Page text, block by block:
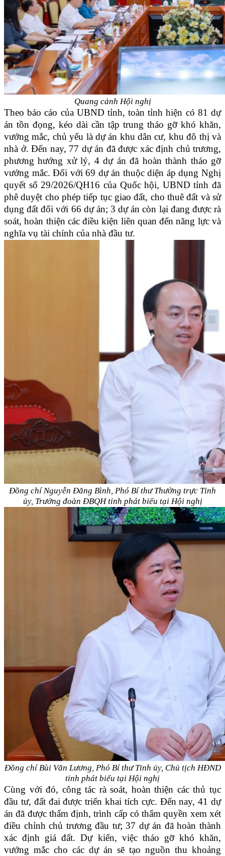
Quang cảnh Hội nghị
Theo báo cáo của UBND tỉnh, toàn tỉnh hiện có 81 dự
án tồn đọng, kéo dài cần tập trung tháo gỡ khó khăn,
vướng mắc, chủ yếu là dự án khu dân cư, khu đô thị và
nhà ở. Đến nay, 77 dự án đã được xác định chủ trương,
phương hướng xử lý, 4 dự án đã hoàn thành tháo gỡ
vướng mắc. Đối với 69 dự án thuộc diện áp dụng Nghị
quyết số 29/2026/QH16 của Quốc hội, UBND tỉnh đã
phê duyệt cho phép tiếp tục giao đất, cho thuê đất và sử
dụng đất đối với 66 dự án; 3 dự án còn lại đang được rà
soát, hoàn thiện các điều kiện liên quan đến năng lực và
nghĩa vụ tài chính của nhà đầu tư.
Đồng chí Nguyễn Đăng Bình, Phó Bí thư Thường trực Tỉnh
ủy, Trưởng đoàn ĐBQH tỉnh phát biểu tại Hội nghị
Đồng chí Bùi Văn Lương, Phó Bí thư Tỉnh ủy, Chủ tịch HĐND
tỉnh phát biểu tại Hội nghị
Cùng với đó, công tác rà soát, hoàn thiện các thủ tục
đầu tư, đất đai được triển khai tích cực. Đến nay, 41 dự
án đã được thẩm định, trình cấp có thẩm quyền xem xét
điều chỉnh chủ trương đầu tư; 37 dự án đã hoàn thành
xác định giá đất. Dự kiến, việc tháo gỡ khó khăn,
vướng mắc cho các dự án sẽ tạo nguồn thu khoảng